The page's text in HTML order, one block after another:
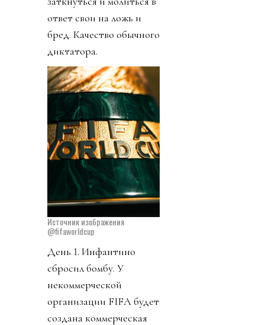
ответ свои на ложь и
бред. Качество обычного
диктатора.
Источник изображения
@fifaworldcup
День 1. Инфантино
сбросил бомбу. У
некоммерческой
организации FIFA будет
создана коммерческая